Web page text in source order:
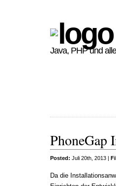
Java, PHP und
PhoneGap
Posted: Juli 20th, 2013 |
Da die